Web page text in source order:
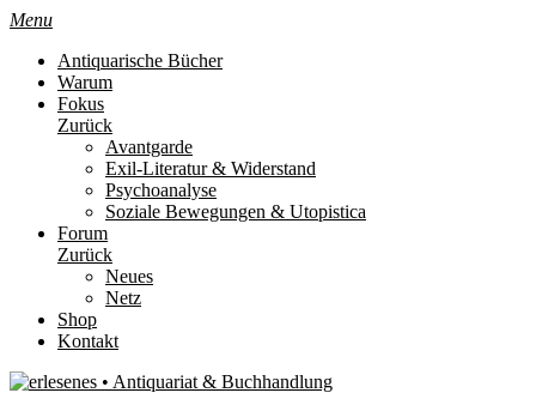
Menu
Antiquarische Bücher
Warum
Fokus
Zurück
Avantgarde
Exil-Literatur & Widerstand
Psychoanalyse
Soziale Bewegungen & Utopistica
Forum
Zurück
Neues
Netz
Shop
Kontakt